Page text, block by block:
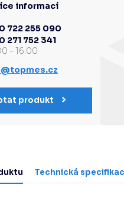
informací
722 255 090
271 752 341
- 16:00
produkt
Technická